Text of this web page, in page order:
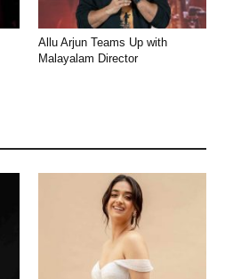
Allu Arjun Teams Up with
Malayalam Director